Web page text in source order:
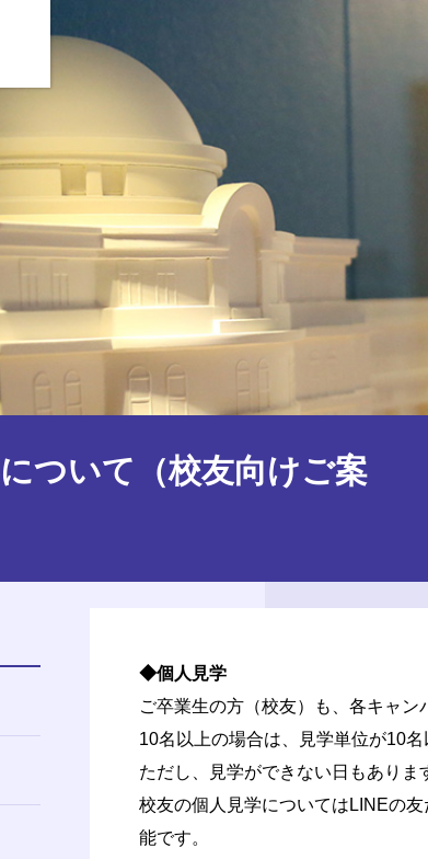
ついて（校友向けご案
◆個人見学
ご卒業生の方（校友）も、各キャン
10名以上の場合は、見学単位が10
ただし、見学ができない日もありま
校友の個人見学についてはLINEの
能です。